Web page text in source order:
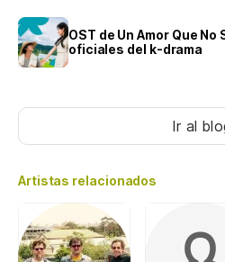
OST de Un Amor Que
oficiales del k-drama
Ir al
Artistas relacionados